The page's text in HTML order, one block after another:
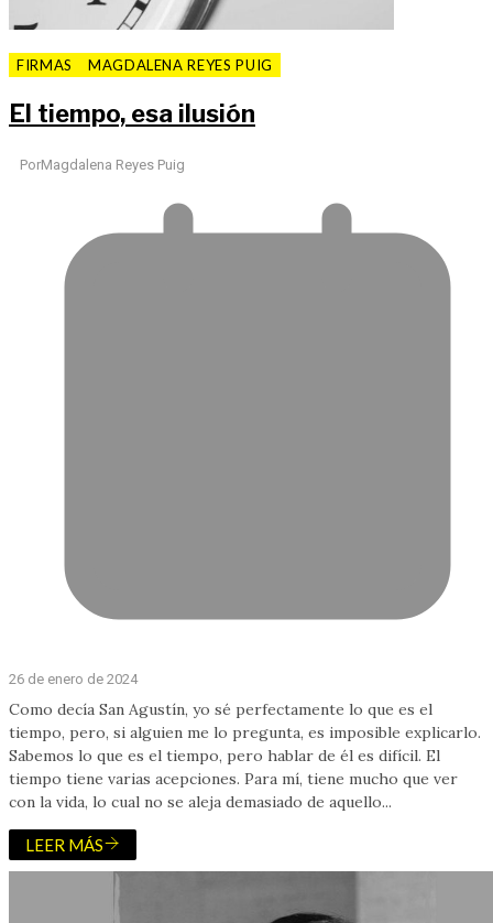
FIRMAS MAGDALENA REYES PUIG
El tiempo, esa ilusión
PorMagdalena Reyes Puig
26 de enero de 2024
Como decía San Agustín, yo sé perfectamente lo que es el
tiempo, pero, si alguien me lo pregunta, es imposible explicarlo.
Sabemos lo que es el tiempo, pero hablar de él es difícil. El
tiempo tiene varias acepciones. Para mí, tiene mucho que ver
con la vida, lo cual no se aleja demasiado de aquello...
LEER MÁS